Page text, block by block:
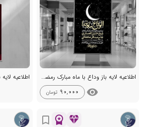
اطلاعیه لایه باز وداع با ماه مبارک رمضان + استوری
visibility
90,000 تومان
diamond
workspace_premium
bookmark_border